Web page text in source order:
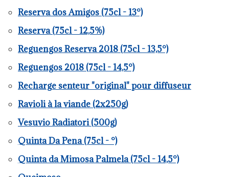
Reserva dos Amigos (75cl - 13°)
Reserva (75cl - 12,5%)
Reguengos Reserva 2018 (75cl - 13,5°)
Reguengos 2018 (75cl - 14,5°)
Recharge senteur "original" pour diffuseur
Ravioli à la viande (2x250g)
Vesuvio Radiatori (500g)
Quinta Da Pena (75cl - °)
Quinta da Mimosa Palmela (75cl - 14,5°)